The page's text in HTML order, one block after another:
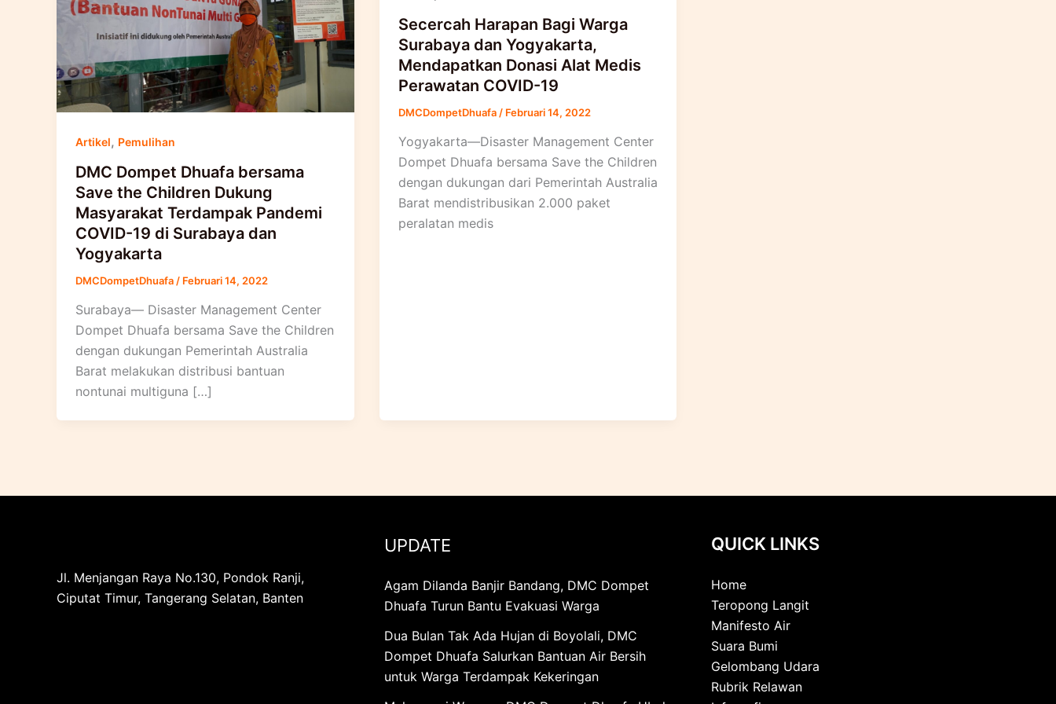
Artikel, Pemulihan
DMC Dompet Dhuafa bersama
Save the Children Dukung
Masyarakat Terdampak Pandemi
COVID-19 di Surabaya dan
Yogyakarta
DMCDompetDhuafa / Februari 14, 2022
Surabaya— Disaster Management Center
Dompet Dhuafa bersama Save the Children
dengan dukungan Pemerintah Australia
Barat melakukan distribusi bantuan
nontunai multiguna […]
Secercah Harapan Bagi Warga
Surabaya dan Yogyakarta,
Mendapatkan Donasi Alat Medis
Perawatan COVID-19
DMCDompetDhuafa / Februari 14, 2022
Yogyakarta—Disaster Management Center
Dompet Dhuafa bersama Save the Children
dengan dukungan dari Pemerintah Australia
Barat mendistribusikan 2.000 paket
peralatan medis
Jl. Menjangan Raya No.130, Pondok Ranji,
Ciputat Timur, Tangerang Selatan, Banten
UPDATE
Agam Dilanda Banjir Bandang, DMC Dompet
Dhuafa Turun Bantu Evakuasi Warga
Dua Bulan Tak Ada Hujan di Boyolali, DMC
Dompet Dhuafa Salurkan Bantuan Air Bersih
untuk Warga Terdampak Kekeringan
QUICK LINKS
Home
Teropong Langit
Manifesto Air
Suara Bumi
Gelombang Udara
Rubrik Relawan